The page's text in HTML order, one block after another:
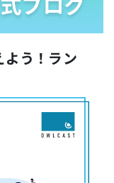
う！ラン